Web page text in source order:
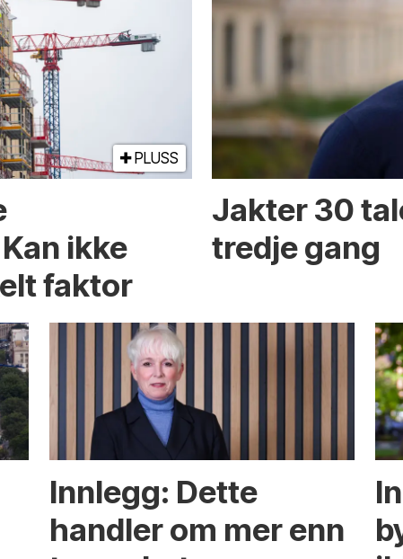
PLUSS
ikke
faktor
Jakter 30
tredje gang
Innlegg: Dette
handler om mer enn